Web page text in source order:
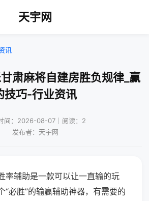
天宇网
讯
肃麻将自建房胜负规律_赢
技巧-行业资讯
间：2026-08-07｜阅读：2
发布者：天宇网
率辅助是一款可以让一直输的玩
“必胜”的输赢辅助神器，有需要的